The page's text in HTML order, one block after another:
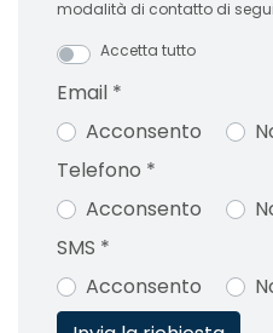
modalità di contatto di
Accetta tutto
Email *
Acconsento
Telefono *
Acconsento
SMS *
Acconsento